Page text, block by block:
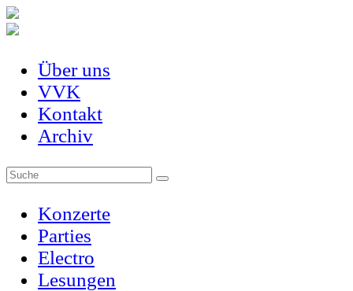
Über uns
VVK
Kontakt
Archiv
Konzerte
Parties
Electro
Lesungen